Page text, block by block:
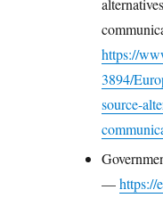
https://
3894/
source-
—https://